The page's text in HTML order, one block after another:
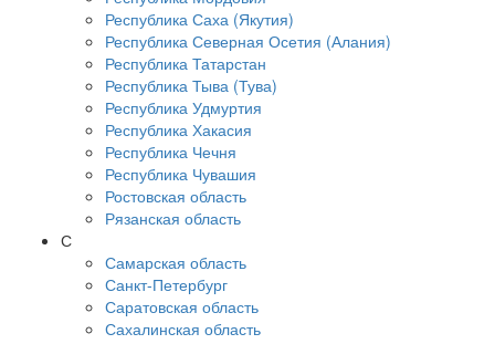
Республика Саха (Якутия)
Республика Северная Осетия (Алания)
Республика Татарстан
Республика Тыва (Тува)
Республика Удмуртия
Республика Хакасия
Республика Чечня
Республика Чувашия
Ростовская область
Рязанская область
С
Самарская область
Санкт-Петербург
Саратовская область
Сахалинская область